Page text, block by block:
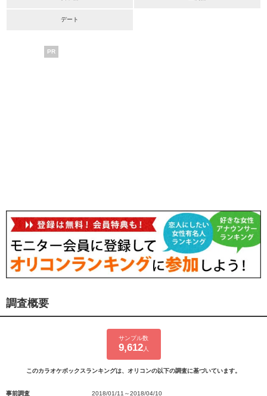
デート
PR
調査概要
サンプル数
9,612人
このカラオケボックスランキングは、オリコンの以下の調査に基づいています。
事前調査 2018/01/11～2018/04/10